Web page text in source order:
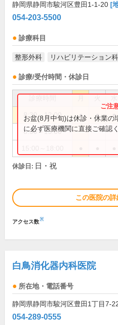
静岡県静岡市駿河区豊田1-1-20 [
054-203-5500
診療科目
整形外科 リハビリテーション科
診療/受付時間・休診日
8:30～12:00 ● ● ●
8:30～13:00
お盆(8月中旬)は休診・休業の
に必ず医療機関に直接ご確認
休診日: 日・祝
この医院の
アクセス数※
白鳥消化器内科医院
所在地・電話番号
静岡県静岡市駿河区豊田1丁目7-
054-289-0555